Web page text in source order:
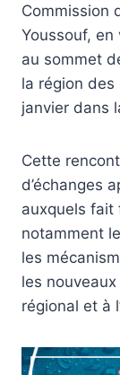
Commission
Youssouf,
au sommet
la région des
janvier dans
Cette
d’échanges
auxquels fait
notamment
les
les
régional et à